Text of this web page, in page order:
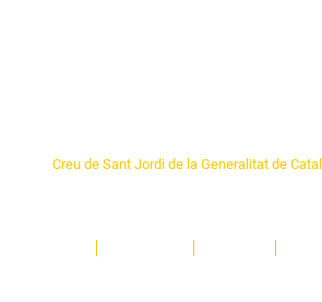
Creu de Sant Jordi de la Generalitat de